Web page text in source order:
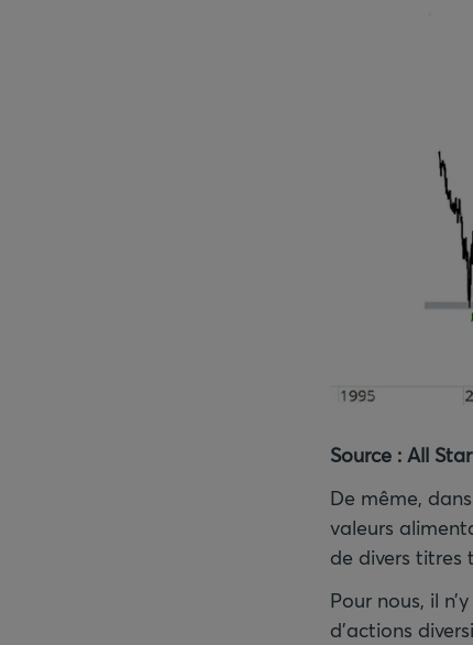
Source : All
De même,
valeurs
de divers titres
Pour nous, il
d’actions